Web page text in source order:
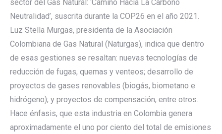
sector del Gas Natural: ‘Camino Hacia La Carbono
Neutralidad’, suscrita durante la COP26 en el año 2021.
Luz Stella Murgas, presidenta de la Asociación
Colombiana de Gas Natural (Naturgas), indica que dentro
de esas gestiones se resaltan: nuevas tecnologías de
reducción de fugas, quemas y venteos; desarrollo de
proyectos de gases renovables (biogás, biometano e
hidrógeno); y proyectos de compensación, entre otros.
Hace énfasis, que esta industria en Colombia genera
aproximadamente el uno por ciento del total de emisiones